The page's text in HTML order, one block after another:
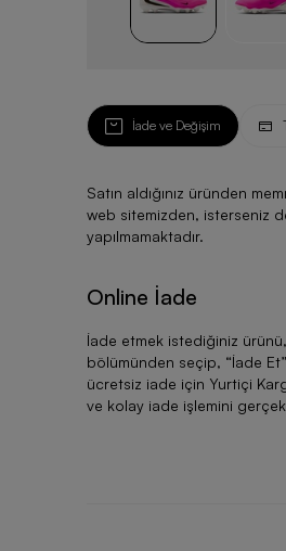
İade ve Değişim
Satın aldığınız üründen
web sitemizden, isterseniz
yapılmamaktadır.
Online İade
İade etmek istediğiniz
bölümünden seçip, “İade Et
ücretsiz iade için Yurtiçi
ve kolay iade işlemini